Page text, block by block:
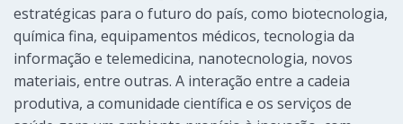
estratégicas para o futuro do país, como biotecnologia,
química fina, equipamentos médicos, tecnologia da
informação e telemedicina, nanotecnologia, novos
materiais, entre outras. A interação entre a cadeia
produtiva, a comunidade científica e os serviços de